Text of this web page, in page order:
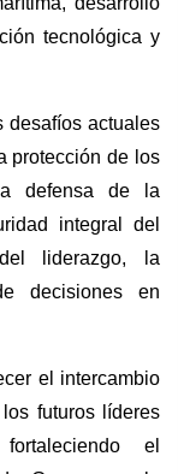
tecnológica y
desafíos actuales
protección de los
defensa de la
integral del
liderazgo, la
decisiones en
el intercambio
futuros líderes
el